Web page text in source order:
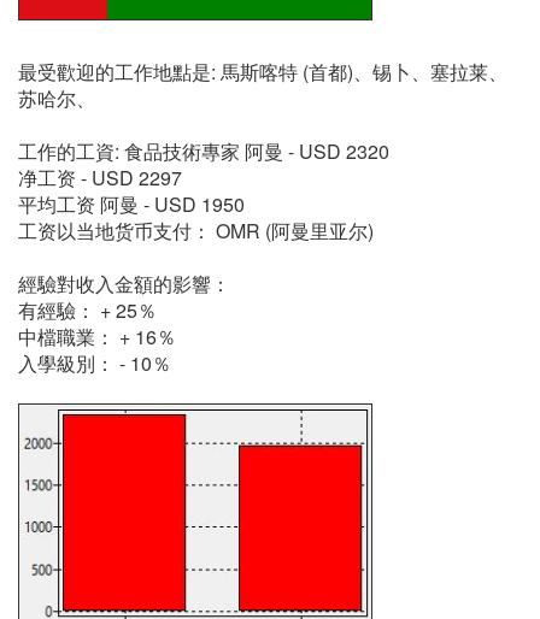
最受歡迎的工作地點是: 馬斯喀特 (首都)、锡卜、塞拉莱、
苏哈尔、
工作的工資: 食品技術專家 阿曼 - USD 2320
净工资 - USD 2297
平均工资 阿曼 - USD 1950
工资以当地货币支付： OMR (阿曼里亚尔)
經驗對收入金額的影響：
有經驗： + 25％
中檔職業： + 16％
入學級別： - 10％